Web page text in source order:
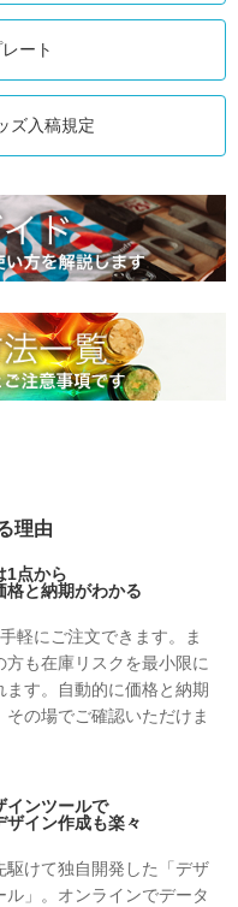
ート
ズ入稿規定
理由
1点から
格と納期がわかる
軽にご注文できます。ま
方も在庫リスクを最小限に
ます。自動的に価格と納期
その場でご確認いただけま
インツールで
ザイン作成も楽々
駆けて独自開発した「デザ
ル」。オンラインでデータ